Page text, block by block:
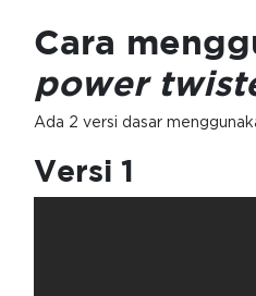
Cara
power
Ada 2 versi dasar
Versi 1